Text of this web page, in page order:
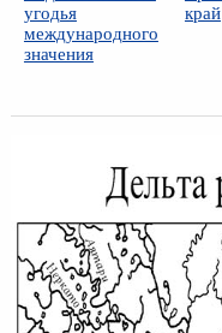
угодья
международного
значения
край